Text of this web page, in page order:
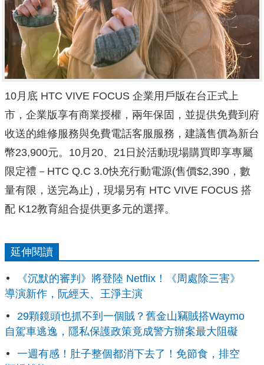
10月底 HTC VIVE FOCUS 企業用戶版在台正式上
市，企業版享有商業授權，兩年保固，並提供免費到府
收送的維修服務與免費電話客服服務，建議售價為新台
幣23,900元。10月20、21日於活動現場購買即享專屬
限定禮－HTC Q.C 3.0快充行動電源(售價$2,390，數
量有限，送完為止)，現場另有 HTC VIVE FOCUS 搭
配 K12教育組合提供更多元的選擇。
延伸閱讀
《沉默的審判》將登陸 Netflix！《周處除三害》
導演新作，阮經天、王淨主演
29顆鏡頭也抓不到一個賊？舊金山竊賊搭Waymo
自駕車逃逸，隱私保護政策竟成警方辦案最大阻礙
一週有感！肚子整個都消下去了！免節食，排空